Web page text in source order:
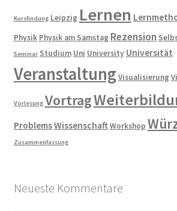
Kursfindung Leipzig Lernen
Physik Physik am Samstag Rezension
Seminar Studium Uni University Universität
VeranstaltungVisualisierung
Vorlesung Vortrag
ProblemsWissenschaftWorkshop
Zusammenfassung
Neueste Kommentare